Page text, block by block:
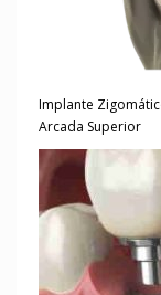
Implante
Arcada Superior